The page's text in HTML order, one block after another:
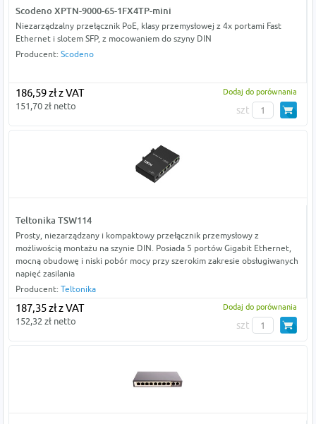
Scodeno XPTN-9000-65-1FX4TP-mini
Niezarządzalny przełącznik PoE, klasy przemysłowej z 4x portami Fast
Ethernet i slotem SFP, z mocowaniem do szyny DIN
Producent: Scodeno
186,59 zł z VAT
151,70 zł netto
Dodaj do porównania
szt
Teltonika TSW114
Prosty, niezarządzany i kompaktowy przełącznik przemysłowy z
możliwością montażu na szynie DIN. Posiada 5 portów Gigabit Ethernet,
mocną obudowę i niski pobór mocy przy szerokim zakresie obsługiwanych
napięć zasilania
Producent: Teltonika
187,35 zł z VAT
152,32 zł netto
Dodaj do porównania
szt